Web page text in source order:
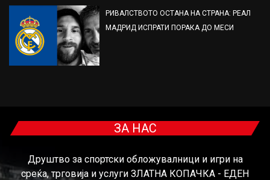
РИВАЛСТВОТО ОСТАНА НА СТРАНА: РЕАЛ
МАДРИД ИСПРАТИ ПОРАКА ДО МЕСИ
ЗА НАС
Друштво за спортски обложувалници и игри на
среќа, трговија и услуги ЗЛАТНА КОПАЧКА - ЕДЕН